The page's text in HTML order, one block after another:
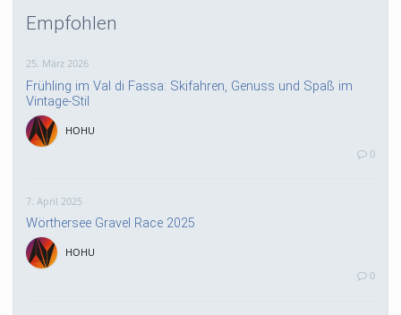
Empfohlen
25. März 2026
Frühling im Val di Fassa: Skifahren, Genuss und Spaß im
Vintage-Stil
HOHU
0
7. April 2025
Wörthersee Gravel Race 2025
HOHU
0